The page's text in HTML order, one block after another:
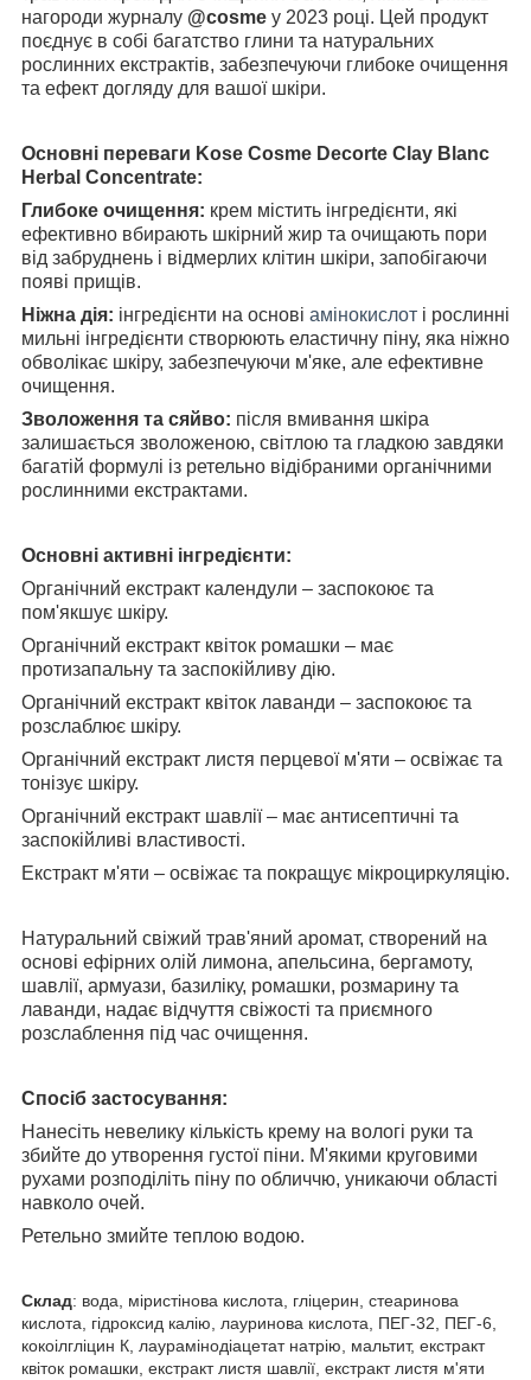
нагороди журналу @cosme у 2023 році. Цей продукт
поєднує в собі багатство глини та натуральних
рослинних екстрактів, забезпечуючи глибоке очищення
та ефект догляду для вашої шкіри.
Основні переваги Kose Cosme Decorte Clay Blanc
Herbal Concentrate:
Глибоке очищення: крем містить інгредієнти, які
ефективно вбирають шкірний жир та очищають пори
від забруднень і відмерлих клітин шкіри, запобігаючи
появі прищів.
Ніжна дія: інгредієнти на основі амінокислот і рослинні
мильні інгредієнти створюють еластичну піну, яка ніжно
обволікає шкіру, забезпечуючи м'яке, але ефективне
очищення.
Зволоження та сяйво: після вмивання шкіра
залишається зволоженою, світлою та гладкою завдяки
багатій формулі із ретельно відібраними органічними
рослинними екстрактами.
Основні активні інгредієнти:
Органічний екстракт календули – заспокоює та
пом'якшує шкіру.
Органічний екстракт квіток ромашки – має
протизапальну та заспокійливу дію.
Органічний екстракт квіток лаванди – заспокоює та
розслаблює шкіру.
Органічний екстракт листя перцевої м'яти – освіжає та
тонізує шкіру.
Органічний екстракт шавлії – має антисептичні та
заспокійливі властивості.
Екстракт м'яти – освіжає та покращує мікроциркуляцію.
Натуральний свіжий трав'яний аромат, створений на
основі ефірних олій лимона, апельсина, бергамоту,
шавлії, армуази, базиліку, ромашки, розмарину та
лаванди, надає відчуття свіжості та приємного
розслаблення під час очищення.
Спосіб застосування:
Нанесіть невелику кількість крему на вологі руки та
збийте до утворення густої піни. М'якими круговими
рухами розподіліть піну по обличчю, уникаючи області
навколо очей.
Ретельно змийте теплою водою.
Склад: вода, міристінова кислота, гліцерин, стеаринова
кислота, гідроксид калію, лауринова кислота, ПЕГ-32, ПЕГ-6,
кокоілгліцин К, лаурамінодіацетат натрію, мальтит, екстракт
квіток ромашки, екстракт листя шавлії, екстракт листя м'яти